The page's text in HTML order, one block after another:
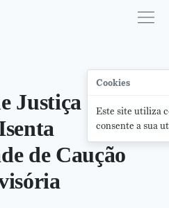
Justiça
de Caução
Cookies
Este site utiliza
consente a sua